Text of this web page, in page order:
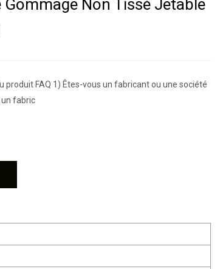
Non Tissé Jetable
produit FAQ 1) Êtes-vous un fabricant ou une société
fabric